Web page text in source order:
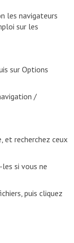
les navigateurs
sur les
sur Options
/
et recherchez ceux
si vous ne
puis cliquez